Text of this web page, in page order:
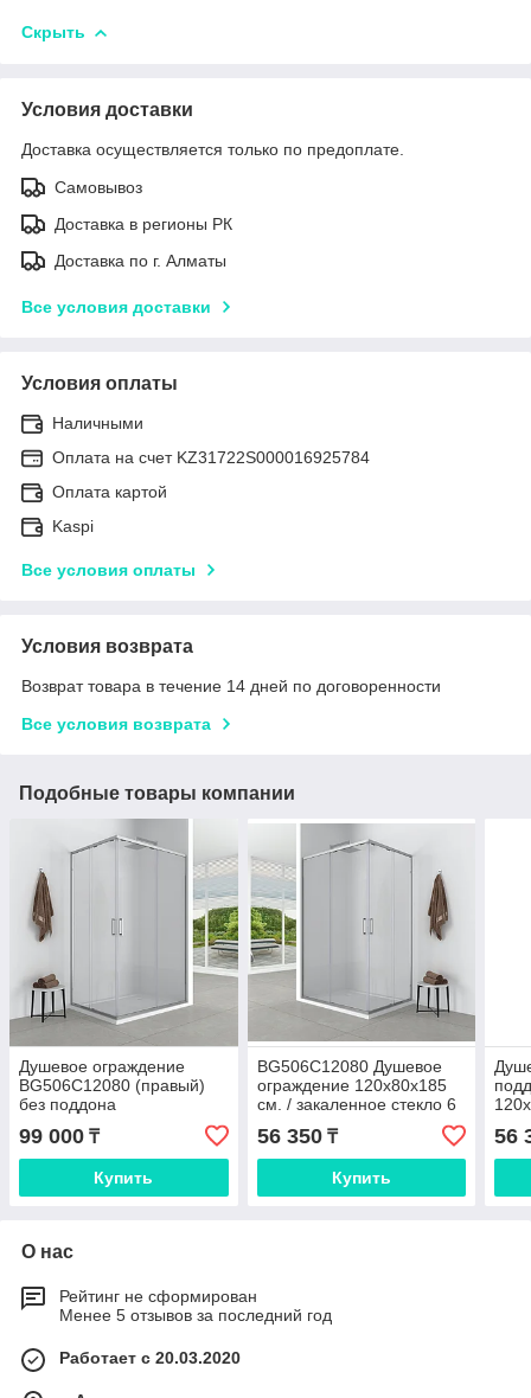
Скрыть
Условия доставки
Доставка осуществляется только по предоплате.
Самовывоз
Доставка в регионы РК
Доставка по г. Алматы
Все условия доставки
Условия оплаты
Наличными
Оплата на счет KZ31722S000016925784
Оплата картой
Kaspi
Все условия оплаты
Условия возврата
Возврат товара в течение 14 дней по договоренности
Все условия возврата
Подобные товары компании
Душевое ограждение
BG506C12080 (правый)
без поддона
99 000 ₸
Купить
BG506C12080 Душевое
ограждение 120x80x185
см. / закаленное стекло 6
мм. / левое
56 350₸
Купить
56
О нас
Рейтинг не сформирован
Менее 5 отзывов за последний год
Работает с 20.03.2020